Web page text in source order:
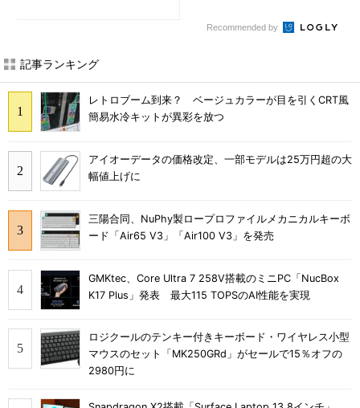
Recommended by
記事ランキング
レトロブーム到来？ ベージュカラーが目を引くCRT風
簡易水冷キットが異彩を放つ
アイオーデータの価格改定、一部モデルは25万円超の大
幅値上げに
三陽合同、NuPhy製ロープロファイルメカニカルキーボ
ード「Air65 V3」「Air100 V3」を発売
GMKtec、Core Ultra 7 258V搭載のミニPC「NucBox
K17 Plus」発表 最大115 TOPSのAI性能を実現
ロジクールのテンキー付きキーボード・ワイヤレス小型
マウスのセット「MK250GRd」がセールで15％オフの
2980円に